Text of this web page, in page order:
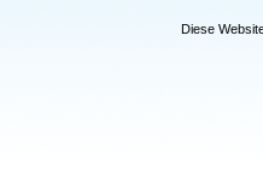
Diese